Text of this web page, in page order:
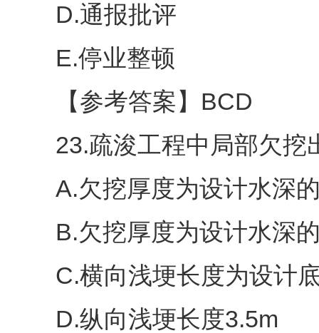
D.通报批评
E.停业整顿
【参考答案】BCD
23.疏浚工程中局部欠挖
A.欠挖厚度为设计水深的
B.欠挖厚度为设计水深的
C.横向浅埂长度为设计底
D.纵向浅埂长度3.5m